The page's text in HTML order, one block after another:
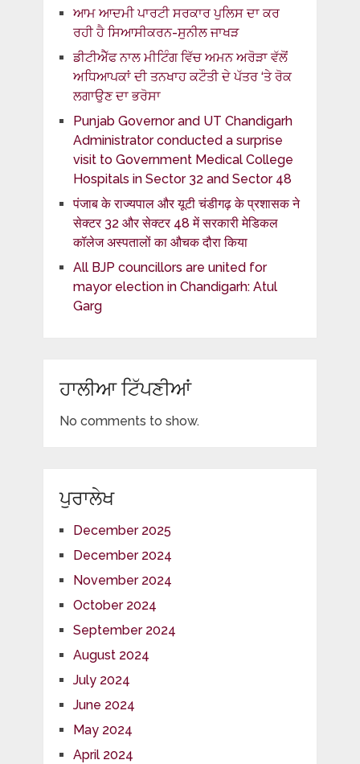
ਆਮ ਆਦਮੀ ਪਾਰਟੀ ਸਰਕਾਰ ਪੁਲਿਸ ਦਾ ਕਰ
ਰਹੀ ਹੈ ਸਿਆਸੀਕਰਨ-ਸੁਨੀਲ ਜਾਖੜ
ਡੀਟੀਐੱਫ ਨਾਲ ਮੀਟਿੰਗ ਵਿੱਚ ਅਮਨ ਅਰੋੜਾ ਵੱਲੋਂ
ਅਧਿਆਪਕਾਂ ਦੀ ਤਨਖਾਹ ਕਟੌਤੀ ਦੇ ਪੱਤਰ ‘ਤੇ ਰੋਕ
ਲਗਾਉਣ ਦਾ ਭਰੋਸਾ
Punjab Governor and UT Chandigarh
Administrator conducted a surprise
visit to Government Medical College
Hospitals in Sector 32 and Sector 48
पंजाब के राज्यपाल और यूटी चंडीगढ़ के प्रशासक ने
सेक्टर 32 और सेक्टर 48 में सरकारी मेडिकल
कॉलेज अस्पतालों का औचक दौरा किया
All BJP councillors are united for
mayor election in Chandigarh: Atul
Garg
ਹਾਲੀਆ ਟਿੱਪਣੀਆਂ
No comments to show.
ਪੁਰਾਲੇਖ
December 2025
December 2024
November 2024
October 2024
September 2024
August 2024
July 2024
June 2024
May 2024
April 2024